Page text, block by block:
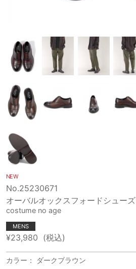
NEW
No.25230671
オーバルオックスフォードシューズ
costume no age
MENS
¥23,980 (税込)
カラー： ダークブラウン